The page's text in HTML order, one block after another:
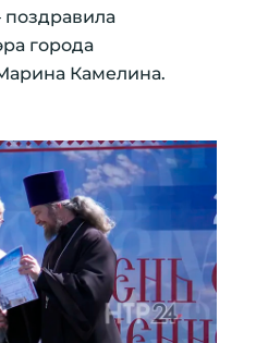
поздравила
города
Камелина.